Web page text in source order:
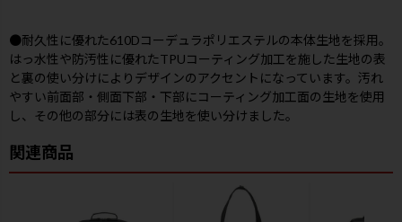
●耐久性に優れた610Dコーデュラポリエステルの本体生地を採用。
はっ水性や防汚性に優れたTPUコーティング加工を施した生地の表
と裏の使い分けによりデザインのアクセントになっています。汚れ
やすい前面部・側面下部・下部にコーティング加工面の生地を使用
し、その他の部分には表の生地を使い分けました。